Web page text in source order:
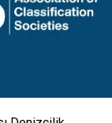
GSM, hoparlör
esneklikte